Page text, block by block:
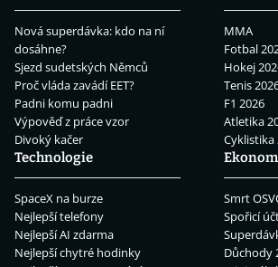
Nová superdávka: kdo na ní
dosáhne?
Sjezd sudetských Němců
Proč vláda zavádí EET?
Padni komu padni
Výpověď z práce vzor
Divoký kačer
MMA
Fotbal
Hokej
Tenis
F1 2026
Atletika
Cyklistika
Technologie
SpaceX na burze
Nejlepší telefony
Nejlepší AI zdarma
Nejlepší chytré hodinky
Smrt
Spořicí
Důchody